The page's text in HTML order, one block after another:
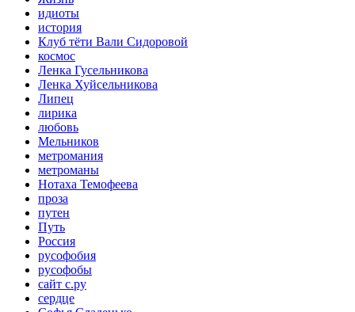
идиоты
история
Клуб тёти Вали Сидоровой
космос
Ленка Гусельникова
Ленка Хуйсельникова
Липец
лирика
любовь
Мельников
метромания
метроманы
Нотаха Темофеева
проза
путен
Путь
Россия
русофобия
русофобы
сайт с.ру
сердце